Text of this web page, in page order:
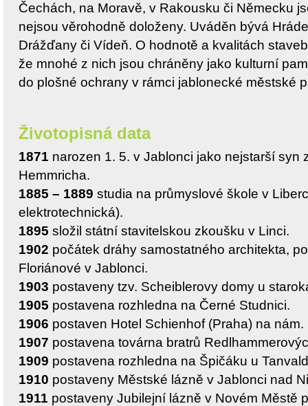
Čechách, na Moravě, v Rakousku či Německu
nejsou věrohodně doloženy. Uváděn bývá
Drážďany či Vídeň. O hodnotě a kvalitách
že mnohé z nich jsou chráněny jako kulturní
do plošné ochrany v rámci jablonecké městské
Životopisná data
1871 narozen 1. 5. v Jablonci jako nejstarší syn
Hemmricha.
1885 – 1889 studia na průmyslové škole v
elektrotechnická).
1895 složil státní stavitelskou zkoušku v Linci.
1902 počátek dráhy samostatného architekta,
Floriánové v Jablonci.
1903 postaveny tzv. Scheiblerovy domy u
1905 postavena rozhledna na Černé Studnici.
1906 postaven Hotel Schienhof (Praha) na
1907 postavena továrna bratrů
1909 postavena rozhledna na Špičáku u
1910 postaveny Městské lázně v Jablonci nad
1911 postaveny Jubilejní lázně v Novém Městě